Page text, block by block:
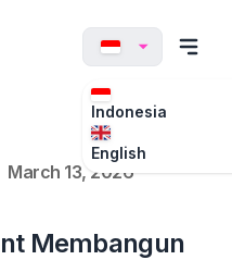
Indonesia
English
March 13, 2026
Membangun